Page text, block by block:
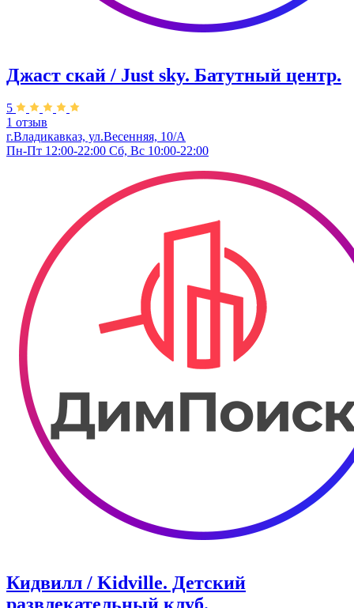
Джаст скай / Just sky. Батутный центр.
5
1 отзыв
г.Владикавказ, ул.Весенняя, 10/А
Пн-Пт 12:00-22:00 Сб, Вс 10:00-22:00
Кидвилл / Kidville. ​​Детский